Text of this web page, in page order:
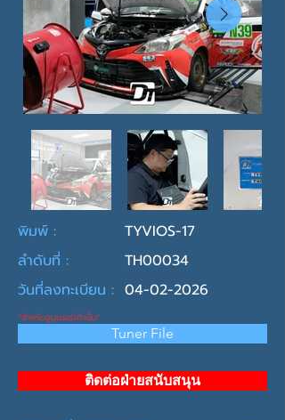
พิมพ์ :
TYVIOS-17
ลำดับที่ :
TH00034
วันที่ลงทะเบียน : 04-02-2026
*สำหรับจูนเนอร์เท่านั้น*
Tuner File
ติดต่อฝ่ายสนับสนุน